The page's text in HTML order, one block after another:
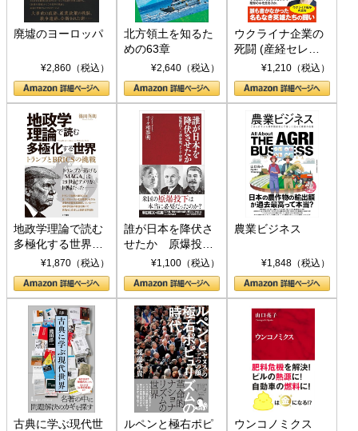
廃墟のヨーロッパ
¥2,860（税込）
北方領土を知るた
めの63章
¥2,640（税込）
ウクライナ企業の
死闘 (産経セレク
ト S 039)¥1,210（税込）
地政学理論で読む
多極化する世界：
トランプとBRICS
の挑戦
¥1,870（税込）
誰が日本を降伏さ
せたか 原爆投
下、ソ連参戦、そ
して聖断 (PHP新
書)
¥1,100（税込）
農業ビジネス
¥1,848（税込）
古典に学ぶ現代世
ルペンと極右ポピ
ウンコノミクス